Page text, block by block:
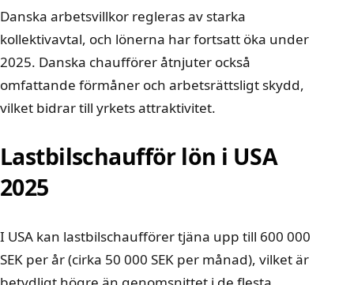
Danska arbetsvillkor regleras av starka
kollektivavtal, och lönerna har fortsatt öka under
2025. Danska chaufförer åtnjuter också
omfattande förmåner och arbetsrättsligt skydd,
vilket bidrar till yrkets attraktivitet.
Lastbilschaufför lön i USA
2025
I USA kan lastbilschaufförer tjäna upp till 600 000
SEK per år (cirka 50 000 SEK per månad), vilket är